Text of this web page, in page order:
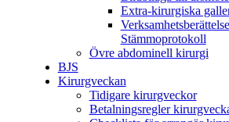
Extra-kirurgiska
Stämmoprotokoll
Övre abdominell kirurgi
BJS
Kirurgveckan
Tidigare kirurgveckor
Betalningsregler